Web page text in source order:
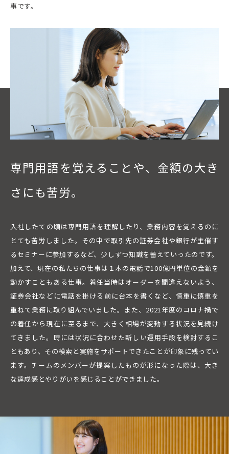
事です。
専門用語を覚えることや、 金額の大き
さにも苦労。
入社したての頃は専門用語を理解したり、業務内容を覚えるのに
とても苦労しました。その中で取引先の証券会社や銀行が主催す
るセミナーに参加するなど、少しずつ知識を蓄えていったのです。
加えて、現在の私たちの仕事は１本の電話で100億円単位の金額を
動かすこともある仕事。着任当時はオーダーを間違えないよう、
証券会社などに電話を掛ける前に台本を書くなど、慎重に慎重を
重ねて業務に取り組んでいました。また、2021年度のコロナ禍で
の着任から現在に至るまで、大きく相場が変動する状況を見続け
てきました。時には状況に合わせた新しい運用手段を検討するこ
ともあり、その模索と実施をサポートできたことが印象に残ってい
ます。チームのメンバーが提案したものが形になった際は、大き
な達成感とやりがいを感じることができました。